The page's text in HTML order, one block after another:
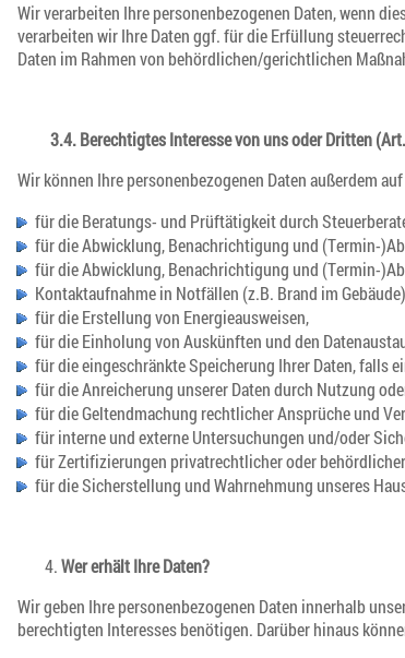
Wir verarbeiten Ihre personenbezogenen Daten, wenn
verarbeiten wir Ihre Daten ggf. für die Erfüllung
Daten im Rahmen von behördlichen/gerichtlichen
3.4. Berechtigtes Interesse von uns oder Dritten
Wir können Ihre personenbezogenen Daten außerdem
für die Beratungs- und Prüftätigkeit durch
für die Abwicklung, Benachrichtigung und (Termin-
für die Abwicklung, Benachrichtigung und (Termin-
Kontaktaufnahme in Notfällen (z.B. Brand im
für die Erstellung von Energieausweisen,
für die Einholung von Auskünften und den
für die eingeschränkte Speicherung Ihrer Daten, falls
für die Anreicherung unserer Daten durch Nutzung
für die Geltendmachung rechtlicher Ansprüche und
für interne und externe Untersuchungen und/oder
für Zertifizierungen privatrechtlicher oder
für die Sicherstellung und Wahrnehmung unseres
Wer erhält Ihre Daten?
Wir geben Ihre personenbezogenen Daten innerhalb
berechtigten Interesses benötigen. Darüber hinaus